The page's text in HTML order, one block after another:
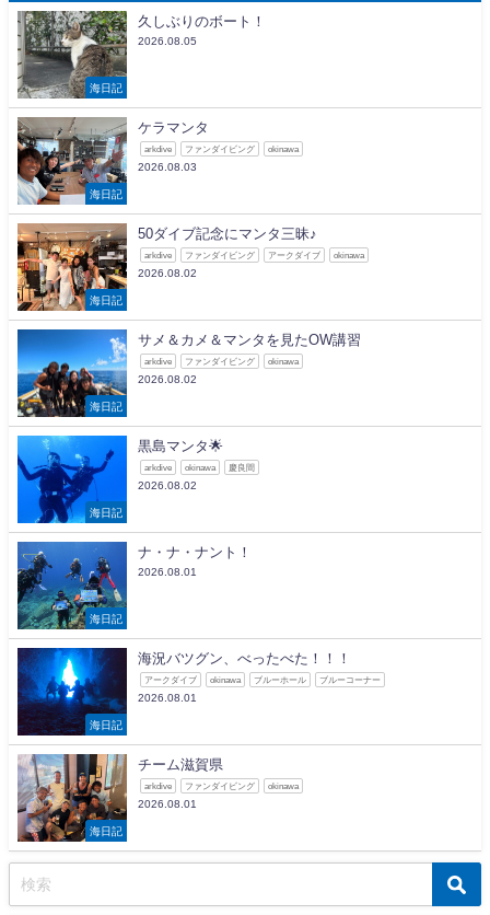
海日記
久しぶりのボート！
2026.08.05
海日記
ケラマンタ
arkdive ファンダイビング okinawa
2026.08.03
海日記
50ダイブ記念にマンタ三昧♪
arkdive ファンダイビング アークダイブ okinawa
2026.08.02
海日記
サメ＆カメ＆マンタを見たOW講習
arkdive ファンダイビング okinawa
2026.08.02
海日記
黒島マンタ🌟
arkdive okinawa 慶良間
2026.08.02
海日記
ナ・ナ・ナント！
2026.08.01
海日記
海況バツグン、べったべた！！！
アークダイブ okinawa ブルーホール ブルーコーナー
2026.08.01
海日記
チーム滋賀県
arkdive ファンダイビング okinawa
2026.08.01